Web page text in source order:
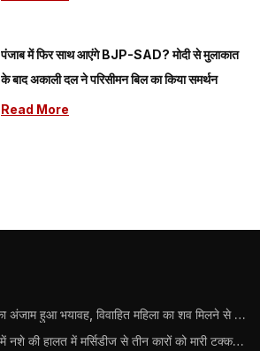
पंजाब में फिर साथ आएंगे BJP-SAD? मोदी से मुलाकात
के बाद अकाली दल ने परिसीमन बिल का किया समर्थन
Read More
20 छोटे लड़के से प्यार का अंजाम हुआ भयावह, विवाहित महिला का शव मिलने से मचा हड़कंप
राजधानी दिल्ली के नरेला में नशे की हालत में मर्सिडीज से तीन कारों को मारी टक्कर, बुजुर्ग महिला की मौत; हिरासत में आरोपी